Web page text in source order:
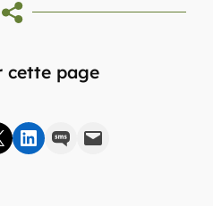
cette page
sur LinkedIn
par SMSpar e-mail